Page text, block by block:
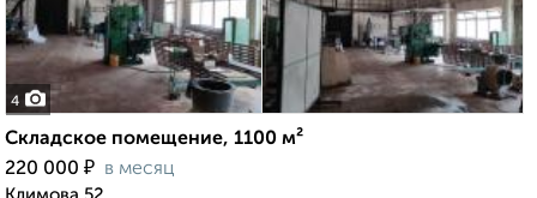
4
Складское помещение, 1100 м²
220 000 ₽ в месяц